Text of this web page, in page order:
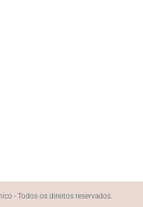
- Todos os direitos reservados.